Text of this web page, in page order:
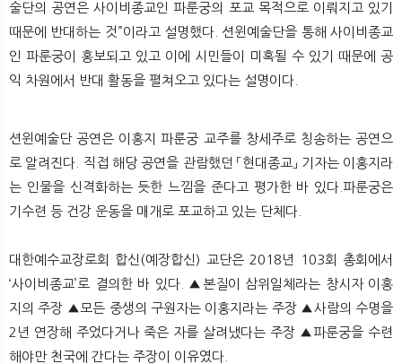
술단의 공연은 사이비종교인 파룬궁의 포교 목적으로 이뤄지고 있기
때문에 반대하는 것”이라고 설명했다. 션윈예술단을 통해 사이비종교
인 파룬궁이 홍보되고 있고 이에 시민들이 미혹될 수 있기 때문에 공
익 차원에서 반대 활동을 펼쳐오고 있다는 설명이다.
션윈예술단 공연은 이홍지 파룬궁 교주를 창세주로 칭송하는 공연으
로 알려진다. 직접 해당 공연을 관람했던 「현대종교」 기자는 이홍지라
는 인물을 신격화하는 듯한 느낌을 준다고 평가한 바 있다.파룬궁은
기수련 등 건강 운동을 매개로 포교하고 있는 단체다.
대한예수교장로회 합신(예장합신) 교단은 2018년 103회 총회에서
‘사이비종교’로 결의한 바 있다. ▲본질이 삼위일체라는 창시자 이홍
지의 주장 ▲모든 중생의 구원자는 이홍지라는 주장 ▲사람의 수명을
2년 연장해 주었다거나 죽은 자를 살려냈다는 주장 ▲파룬궁을 수련
해야만 천국에 간다는 주장이 이유였다.